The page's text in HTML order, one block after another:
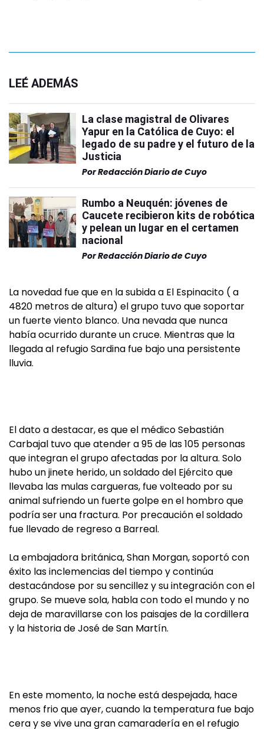
LEÉ ADEMÁS
La clase magistral de Olivares
Yapur en la Católica de Cuyo: el
legado de su padre y el futuro de la
Justicia
PorRedacción Diario de Cuyo
Rumbo a Neuquén: jóvenes de
Caucete recibieron kits de robótica
y pelean un lugar en el certamen
nacional
PorRedacción Diario de Cuyo
La novedad fue que en la subida a El Espinacito ( a
4820 metros de altura) el grupo tuvo que soportar
un fuerte viento blanco. Una nevada que nunca
había ocurrido durante un cruce. Mientras que la
llegada al refugio Sardina fue bajo una persistente
lluvia.
El dato a destacar, es que el médico Sebastián
Carbajal tuvo que atender a 95 de las 105 personas
que integran el grupo afectadas por la altura. Solo
hubo un jinete herido, un soldado del Ejército que
llevaba las mulas cargueras, fue volteado por su
animal sufriendo un fuerte golpe en el hombro que
podría ser una fractura. Por precaución el soldado
fue llevado de regreso a Barreal.
La embajadora británica, Shan Morgan, soportó con
éxito las inclemencias del tiempo y continúa
destacándose por su sencillez y su integración con el
grupo. Se mueve sola, habla con todo el mundo y no
deja de maravillarse con los paisajes de la cordillera
y la historia de José de San Martín.
En este momento, la noche está despejada, hace
menos frio que ayer, cuando la temperatura fue bajo
cera y se vive una gran camaradería en el refugio